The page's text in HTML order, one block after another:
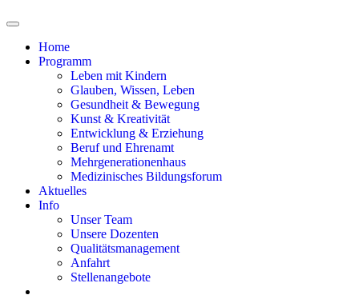
Home
Programm
Leben mit Kindern
Glauben, Wissen, Leben
Gesundheit & Bewegung
Kunst & Kreativität
Entwicklung & Erziehung
Beruf und Ehrenamt
Mehrgenerationenhaus
Medizinisches Bildungsforum
Aktuelles
Info
Unser Team
Unsere Dozenten
Qualitätsmanagement
Anfahrt
Stellenangebote